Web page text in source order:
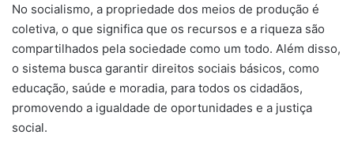
No socialismo, a propriedade dos meios de produção é
coletiva, o que significa que os recursos e a riqueza são
compartilhados pela sociedade como um todo. Além disso,
o sistema busca garantir direitos sociais básicos, como
educação, saúde e moradia, para todos os cidadãos,
promovendo a igualdade de oportunidades e a justiça
social.